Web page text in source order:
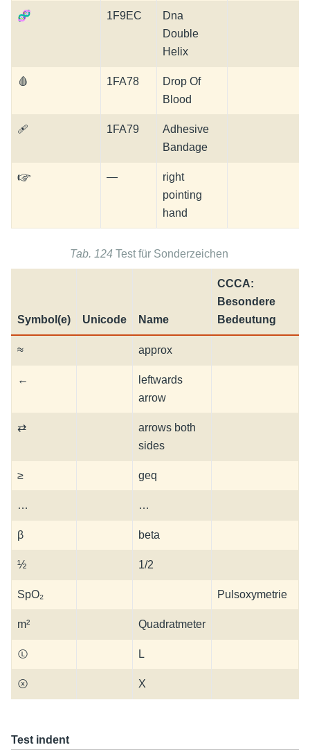
🧬 1F9EC
Dna
Double
Helix
🩸 1FA78
Drop Of
Blood
🩹 1FA79
Adhesive
Bandage
☞ —
right
pointing
hand
Tab. 124 Test für Sonderzeichen
Symbol(e) Unicode Name
CCCA:
Besondere
Bedeutung
≈ approx
←
leftwards
arrow
⇄
arrows both
sides
≥ geq
… …
β beta
½ 1/2
SpO₂ Pulsoxymetrie
m² Quadratmeter
Ⓛ L
ⓧ X
Test indent